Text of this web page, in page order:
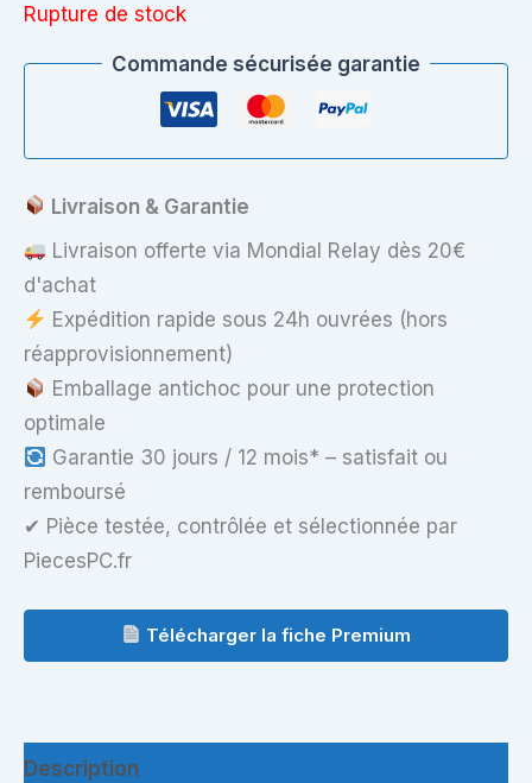
Rupture de stock
Commande sécurisée garantie
Livraison & Garantie
Livraison offerte via Mondial Relay dès 20€
d'achat
Expédition rapide sous 24h ouvrées (hors
réapprovisionnement)
Emballage antichoc pour une protection
optimale
Garantie 30 jours / 12 mois* – satisfait ou
remboursé
✔ Pièce testée, contrôlée et sélectionnée par
PiecesPC.fr
Télécharger la fiche Premium
Description